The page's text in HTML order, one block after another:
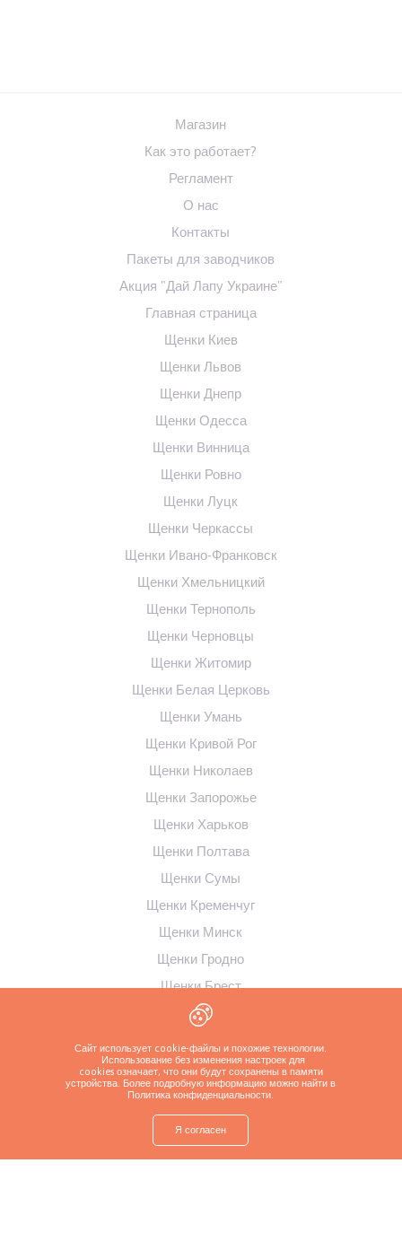
Магазин
Как это работает?
Регламент
О нас
Контакты
Пакеты для заводчиков
Акция "Дай Лапу Украине"
Главная страница
Щенки Киев
Щенки Львов
Щенки Днепр
Щенки Одесса
Щенки Винница
Щенки Ровно
Щенки Луцк
Щенки Черкассы
Щенки Ивано-Франковск
Щенки Хмельницкий
Щенки Тернополь
Щенки Черновцы
Щенки Житомир
Щенки Белая Церковь
Щенки Умань
Щенки Кривой Рог
Щенки Николаев
Щенки Запорожье
Щенки Харьков
Щенки Полтава
Щенки Сумы
Щенки Кременчуг
Щенки Минск
Щенки Гродно
Щенки Брест
Щенки Витебск
Щенки Рига
Щенки Таллинн
Щенки Каунас
Спросите о щенке Позвоните заводчику
Сайт использует cookie-файлы и похожие технологии.
Использование без изменения настроек для
cookies означает, что они будут сохранены в памяти
устройства. Более подробную информацию можно найти в
Политика конфиденциальности
Я согласен